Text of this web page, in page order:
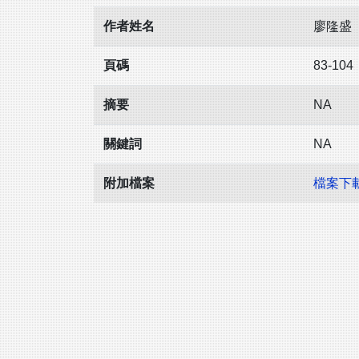
作者姓名 廖隆盛
頁碼 83-104
摘要 NA
關鍵詞 NA
附加檔案 檔案下